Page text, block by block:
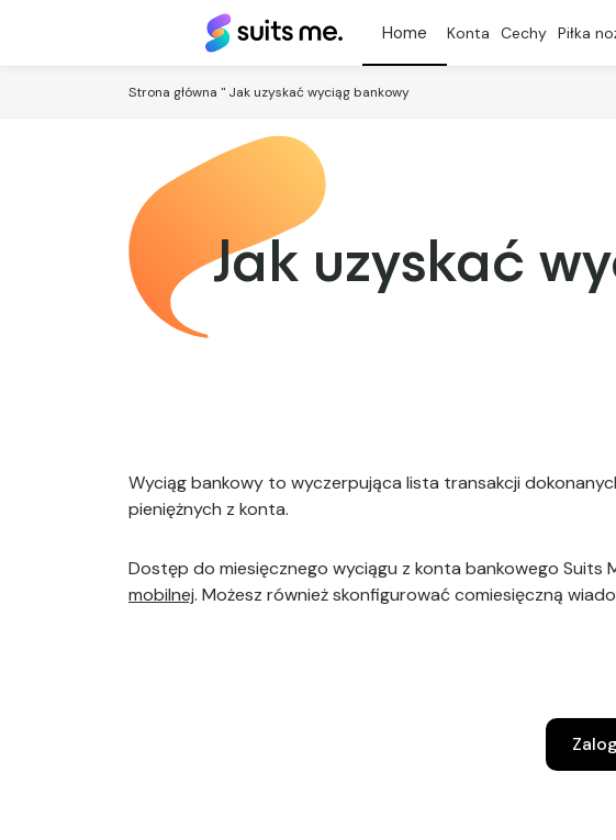
Suits
Me® Konta Cechy Piłka
Strona główna " Jak uzyskać wyciąg bankowy
Jak uzyskać
Wyciąg bankowy to wyczerpująca lista transakcji
pieniężnych z konta.
Dostęp do miesięcznego wyciągu z konta bankowego Suits
mobilnej. Możesz również skonfigurować comiesięczną